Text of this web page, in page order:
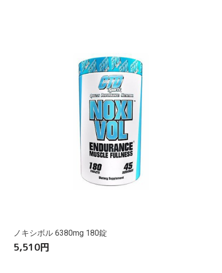
ノキシボル 6380mg 180錠
5,510円